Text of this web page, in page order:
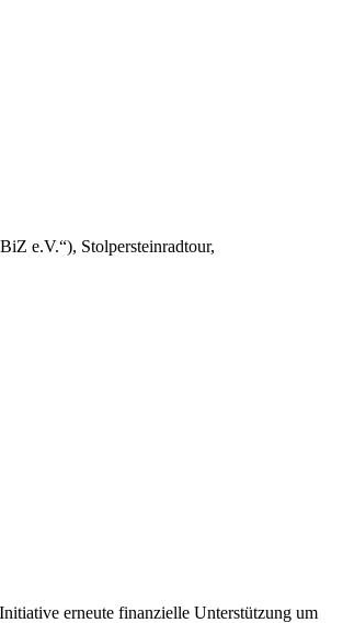
e.V.“), Stolpersteinradtour,
erneute finanzielle Unterstützung um